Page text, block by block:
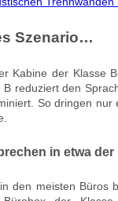
Szenario…
Kabine der Klasse
reduziert den
So dringen
in etwa
den meisten Büros